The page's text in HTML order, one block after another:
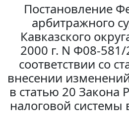
Постановление
арбитражного
Кавказского
2000 г. N Ф08-
соответствии со
внесении
в статью 20 Закона
налоговой